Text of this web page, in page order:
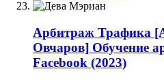
Арбитраж Трафика
Овчаров] Обучение
Facebook (2023)